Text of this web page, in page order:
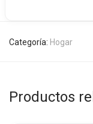
Categoría: Hogar
Productos